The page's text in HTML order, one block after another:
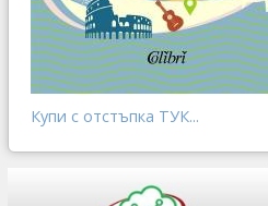
Купи с отстъпка ТУК...